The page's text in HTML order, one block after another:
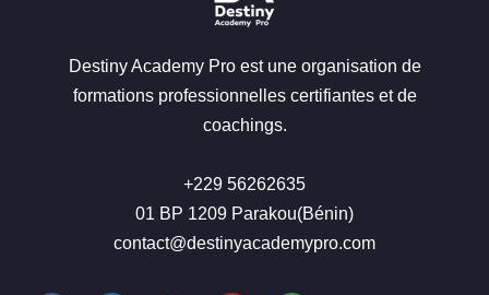
Destiny Academy Pro est une organisation de
formations professionnelles certifiantes et de
coachings.
+229 56262635
01 BP 1209 Parakou(Bénin)
contact@destinyacademypro.com